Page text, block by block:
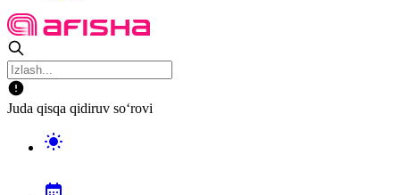
Juda qisqa qidiruv so‘rovi